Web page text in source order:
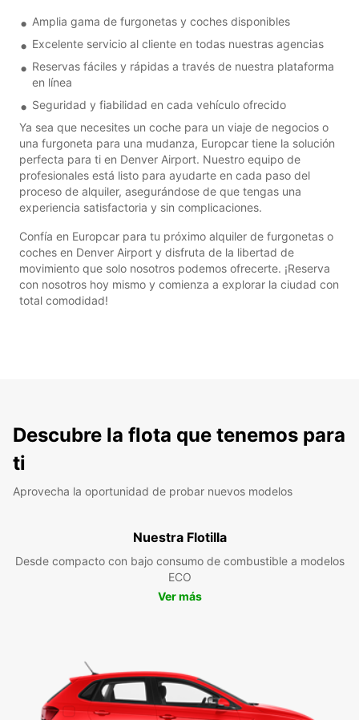
Amplia gama de furgonetas y coches disponibles
Excelente servicio al cliente en todas nuestras agencias
Reservas fáciles y rápidas a través de nuestra plataforma
en línea
Seguridad y fiabilidad en cada vehículo ofrecido
Ya sea que necesites un coche para un viaje de negocios o
una furgoneta para una mudanza, Europcar tiene la solución
perfecta para ti en Denver Airport. Nuestro equipo de
profesionales está listo para ayudarte en cada paso del
proceso de alquiler, asegurándose de que tengas una
experiencia satisfactoria y sin complicaciones.
Confía en Europcar para tu próximo alquiler de furgonetas o
coches en Denver Airport y disfruta de la libertad de
movimiento que solo nosotros podemos ofrecerte. ¡Reserva
con nosotros hoy mismo y comienza a explorar la ciudad con
total comodidad!
Descubre la flota que tenemos para
ti
Aprovecha la oportunidad de probar nuevos modelos
Nuestra Flotilla
Desde compacto con bajo consumo de combustible a modelos
ECO
Ver más